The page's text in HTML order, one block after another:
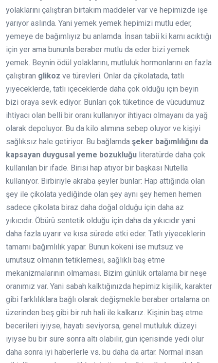
yolaklarını çalıştıran birtakım maddeler var ve hepimizde işe
yarıyor aslında. Yani yemek yemek hepimizi mutlu eder,
yemeye de bağımlıyız bu anlamda. İnsan tabii ki karnı acıktığı
için yer ama bununla beraber mutlu da eder bizi yemek
yemek. Beynin ödül yolaklarını, mutluluk hormonlarını en fazla
çalıştıran glikoz ve türevleri. Onlar da çikolatada, tatlı
yiyeceklerde, tatlı içeceklerde daha çok olduğu için beyin
bizi oraya sevk ediyor. Bunları çok tüketince de vücudumuz
ihtiyacı olan belli bir oranı kullanıyor ihtiyacı olmayanı da yağ
olarak depoluyor. Bu da kilo alımına sebep oluyor ve kişiyi
sağlıksız hale getiriyor. Bu bağlamda şeker bağımlılığını da
kapsayan duygusal yeme bozukluğu literatürde daha çok
kullanılan bir ifade. Birisi hap atıyor bir başkası Nutella
kullanıyor. Birbiriyle akraba şeyler bunlar: Hap attığında olan
şey ile çikolata yediğinde olan şey aynı şey hemen hemen
sadece çikolata biraz daha doğal olduğu için daha az
yıkıcıdır. Öbürü sentetik olduğu için daha da yıkıcıdır yani
daha fazla uyarır ve kısa sürede etki eder. Tatlı yiyeceklerin
tamamı bağımlılık yapar. Bunun kökeni ise mutsuz ve
umutsuz olmanın tetiklemesi, sağlıklı baş etme
mekanizmalarının olmaması. Bizim günlük ortalama bir neşe
oranımız var. Yani sabah kalktığınızda hepimiz kişilik, karakter
gibi farklılıklara bağlı olarak değişmekle beraber ortalama on
üzerinden beş gibi bir ruh hali ile kalkarız. Kişinin baş etme
becerileri iyiyse, hayatı seviyorsa, genel mutluluk düzeyi
iyiyse bu bir süre sonra altı olabilir, gün içerisinde yedi olur
daha sonra iyi haberlerle vs. bu daha da artar. Normal insan